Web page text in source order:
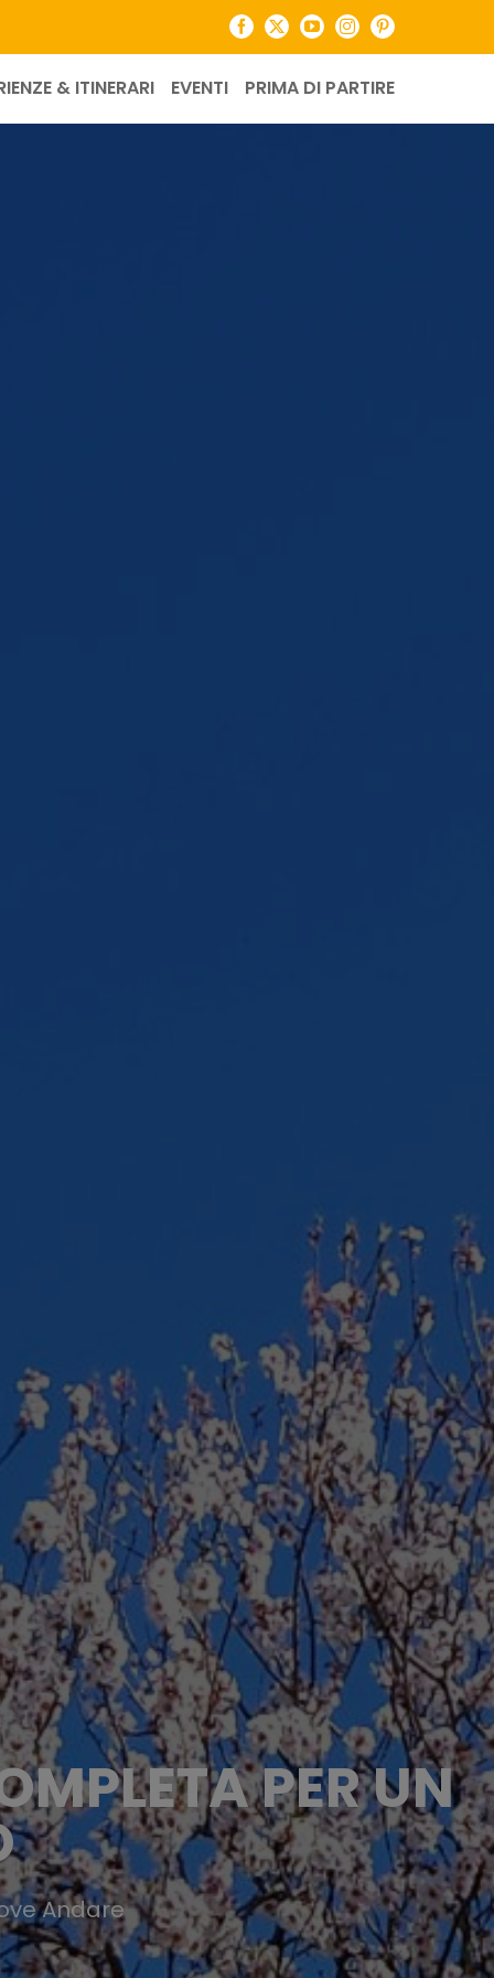
Facebook
X YouTubeInstagramPinterest
& ITINERARI EVENTI PRIMA DI PARTIRE
PER UN
Andare